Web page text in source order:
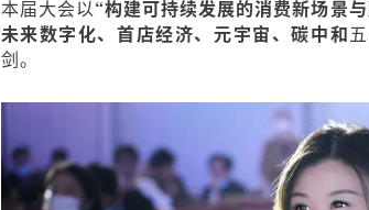
本届大会以“构建可持续发展的消费新场景
未来数字化、首店经济、元宇宙、碳中和
剑。